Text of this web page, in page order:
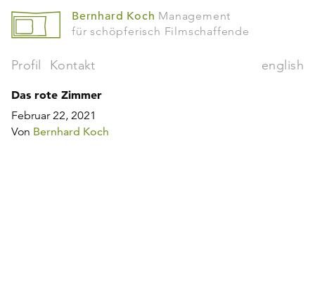
Bernhard Koch Management
für schöpferisch Filmschaffende
Profil Kontakt english
Das rote Zimmer
Februar 22, 2021
Von Bernhard Koch